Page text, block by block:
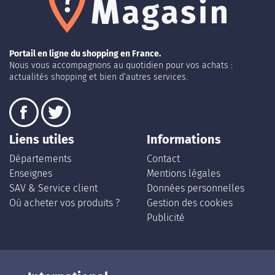
Portail en ligne du shopping en France.
Nous vous accompagnons au quotidien pour vos achats :
actualités shopping et bien d’autres services.
Liens utiles
Départements
Enseignes
SAV & Service client
Où acheter vos produits ?
Informations
Contact
Mentions légales
Données personnelles
Gestion des cookies
Publicité